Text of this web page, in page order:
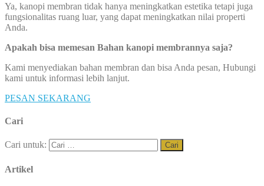
Ya, kanopi membran tidak hanya meningkatkan estetika tetapi juga
fungsionalitas ruang luar, yang dapat meningkatkan nilai properti
Anda.
Apakah bisa memesan Bahan kanopi membrannya saja?
Kami menyediakan bahan membran dan bisa Anda pesan, Hubungi
kami untuk informasi lebih lanjut.
PESAN SEKARANG
Cari
Cari untuk:
Artikel